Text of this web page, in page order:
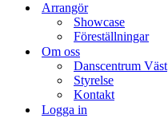
Arrangör
Showcase
Föreställningar
Om oss
Danscentrum Väst
Styrelse
Kontakt
Logga in